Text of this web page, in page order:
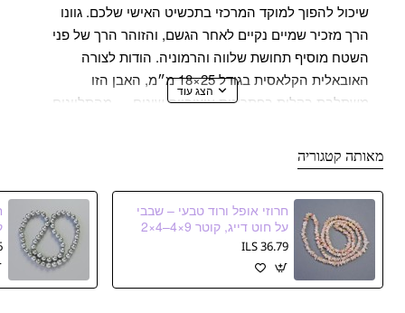
שיכול להפוך למוקד המרכזי בתכשיט האישי שלכם. גוונו
הרך מזכיר שמיים נקיים לאחר הגשם, והזוהר הרך של פני
השטח מוסיף תחושת שלווה והרמוניה. הודות לצורה
האובאלית הקלאסית בגודל 25×18 מ״מ, האבן הזו
משתלבת בקלות בפתרונות עיצוביים שונים — מהתליונים
בסיכות.
פני הקבושון מלטשו לשלמות מושלמת, מה שמאפשר לאבן
לשקף אור בצורה מצוינת ולהדגיש את עומק הצבע. יאשמה
סינתטית משקפת את האסתטיקה של אבן טבעית עם יציבות
החומר שאינה מאבדת את יופיה לאורך זמן. היא נוחה
לעבודה, איננה דורשת תנאי עיבוד מיוחדים וניתנת לשילוב
מאותה קטגוריה
חרוזי אופל ורוד טבעי – שבבי
על חוט דייג, קוטר 9×4–4×2
מ״م, אורך 78 ס״م
36.79 ILS